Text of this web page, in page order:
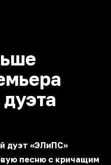
дуэт «ЭЛиПС»
песню с кричащим